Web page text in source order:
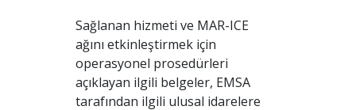
Sağlanan hizmeti ve MAR-ICE
ağını etkinleştirmek için
operasyonel prosedürleri
açıklayan ilgili belgeler, EMSA
tarafından ilgili ulusal idarelere